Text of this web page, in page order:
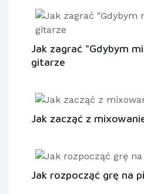
Jak zagrać "Gdybym
gitarze
Jak zacząć z
Jak rozpocząć grę na